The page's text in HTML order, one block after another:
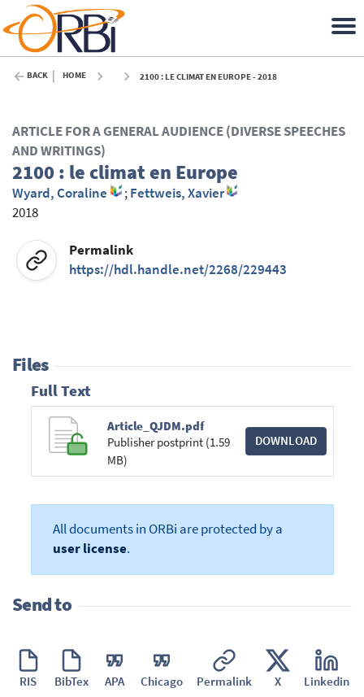
BACK HOME 2100 : LE CLIMAT EN EUROPE - 2018
ARTICLE FOR A GENERAL AUDIENCE (DIVERSE SPEECHES
AND WRITINGS)
2100 : le climat en Europe
Wyard, Coraline ;Fettweis, Xavier
2018
Permalink
https://hdl.handle.net/2268/229443
Files
Full Text
Article_QJDM.pdf
Publisher postprint (1.59
MB)
DOWNLOAD
All documents in ORBi are protected by a
user license.
Send to
RIS BibTex APA Chicago Permalink X Linkedin